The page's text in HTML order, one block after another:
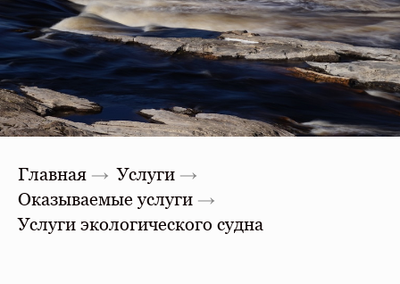
Главная → Услуги →
Оказываемые услуги →
Услуги экологического судна